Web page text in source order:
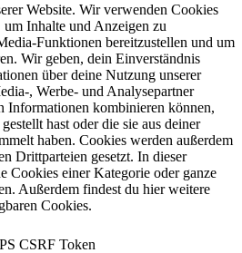
Website. Wir verwenden Cookies
Inhalte und Anzeigen zu
Funktionen bereitzustellen und um
Wir geben, dein Einverständnis
über deine Nutzung unserer
, Werbe- und Analysepartner
Informationen kombinieren können,
hast oder die sie aus deiner
haben. Cookies werden außerdem
Drittparteien gesetzt. In dieser
Cookies einer Kategorie oder ganze
Außerdem findest du hier weitere
Cookies.
CSRF Token